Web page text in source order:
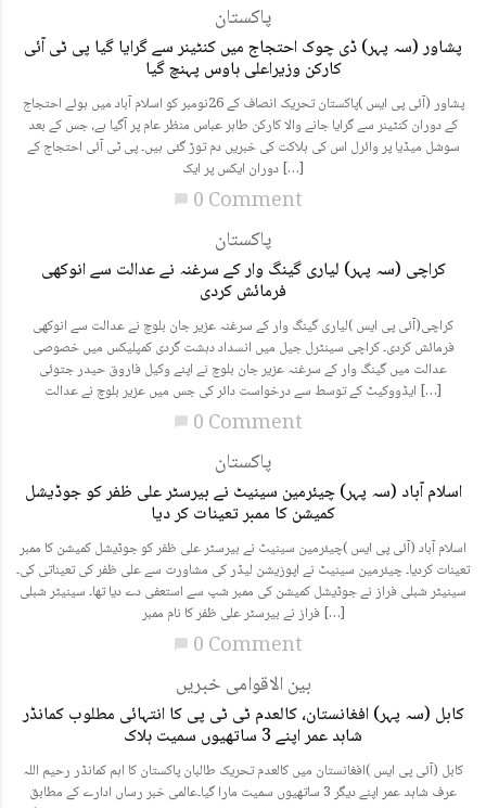
پاکستان
پشاور (سہ پہر) ڈی چوک احتجاج میں کنٹینر سے گرایا گیا پی ٹی آئی
کارکن وزیراعلی ہاوس پہنچ گیا
پشاور (آئی پی ایس )پاکستان تحریک انصاف کے 26نومبر کو اسلام آباد میں ہوئے احتجاج
کے دوران کنٹینر سے گرایا جانے والا کارکن طاہر عباس منظر عام پر آگیا ہے، جس کے بعد
سوشل میڈیا پر وائرل اس کی ہلاکت کی خبریں دم توڑ گئی ہیں۔ پی ٹی آئی احتجاج کے
دوران ایکس پر ایک […]
0 Comment
پاکستان
کراچی (سہ پہر) لیاری گینگ وار کے سرغنہ نے عدالت سے انوکھی
فرمائش کردی
کراچی(آئی پی ایس )لیاری گینگ وار کے سرغنہ عزیر جان بلوچ نے عدالت سے انوکھی
فرمائش کردی۔ کراچی سینٹرل جیل میں انسداد دہشت گردی کمپلیکس میں خصوصی
عدالت میں گینگ وار کے سرغنہ عزیر جان بلوچ نے اپنے وکیل فاروق حیدر جتوئی
ایڈووکیٹ کے توسط سے درخواست دائر کی جس میں عزیر بلوچ نے عدالت […]
0 Comment
پاکستان
اسلام آباد (سہ پہر) چیئرمین سینیٹ نے بیرسٹر علی ظفر کو جوڈیشل
کمیشن کا ممبر تعینات کر دیا
اسلام آباد (آئی پی ایس )چیئرمین سینیٹ نے بیرسٹر علی ظفر کو جوڈیشل کمیشن کا ممبر
تعینات کردیا۔ چیئرمین سینیٹ نے اپوزیشن لیڈر کی مشاورت سے علی ظفر کی تعیناتی کی۔
سینیٹر شبلی فراز نے جوڈیشل کمیشن کی ممبر شپ سے استعفی دے دیا تھا۔ سینیٹر شبلی
فراز نے بیرسٹر علی ظفر کا نام ممبر […]
0 Comment
بین الاقوامی خبریں
کابل (سہ پہر) افغانستان، کالعدم ٹی ٹی پی کا انتہائی مطلوب کمانڈر
شاہد عمر اپنے 3 ساتھیوں سمیت ہلاک
کابل (آئی پی ایس )افغانستان میں کالعدم تحریک طالبان پاکستان کا اہم کمانڈر رحیم اللہ
عرف شاہد عمر اپنے دیگر 3 ساتھیوں سمیت مارا گیا۔عالمی خبر رساں ادارے کے مطابق